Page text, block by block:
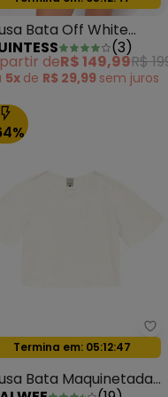
Bata Off White
(3)
deR$ 149,99R$
5x de R$ 29,99 sem juros
Jardim Majestoso
Oferta relâmpago
Termina em: 05:12:44
Bata Maquinetada